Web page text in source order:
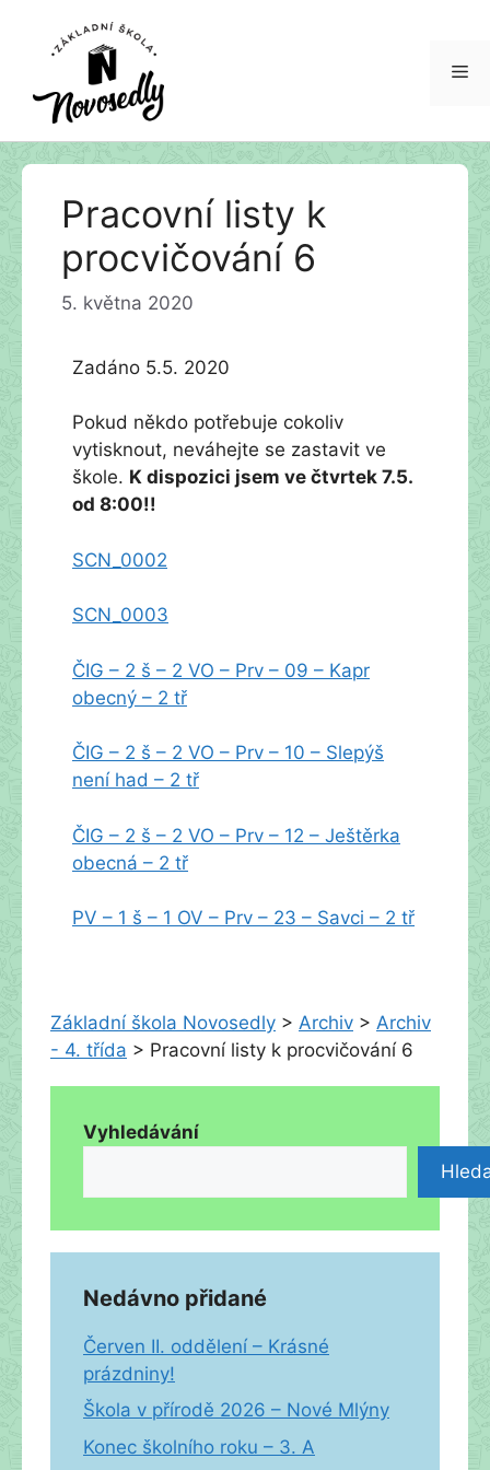
Přeskočit
Pracovní listy k
procvičování 6
5. května 2020
Zadáno 5.5. 2020
Pokud někdo potřebuje cokoliv
vytisknout, neváhejte se zastavit ve
škole. K dispozici jsem ve čtvrtek 7.5.
od 8:00!!
SCN_0002
SCN_0003
ČIG – 2 š – 2 VO – Prv – 09 – Kapr
obecný – 2 tř
ČIG – 2 š – 2 VO – Prv – 10 – Slepýš
není had – 2 tř
ČIG – 2 š – 2 VO – Prv – 12 – Ještěrka
obecná – 2 tř
PV – 1 š – 1 OV – Prv – 23 – Savci – 2 tř
Základní škola Novosedly > Archiv > Archiv
- 4. třída > Pracovní listy k procvičování 6
Vyhledávání
Nedávno přidané
Červen II. oddělení – Krásné
prázdniny!
Škola v přírodě 2026 – Nové Mlýny
Konec školního roku – 3. A